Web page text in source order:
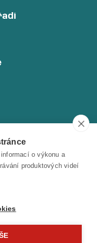
o výkonu a
produktových videí